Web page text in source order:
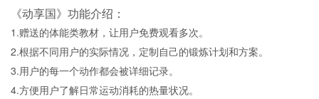
《动享国》功能介绍：
1.赠送的体能类教材，让用户免费观看多次。
2.根据不同用户的实际情况，定制自己的锻炼计划和方案。
3.用户的每一个动作都会被详细记录。
4.方便用户了解日常运动消耗的热量状况。